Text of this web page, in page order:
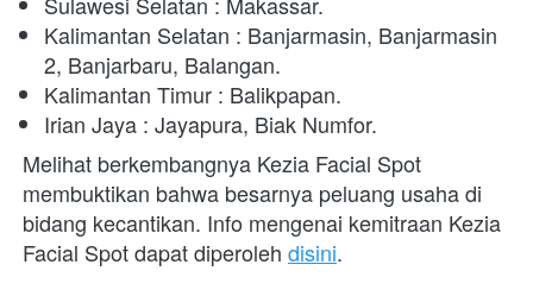
Kalimantan Selatan : Banjarmasin, Banjarmasin
2, Banjarbaru, Balangan.
Kalimantan Timur : Balikpapan.
Irian Jaya : Jayapura, Biak Numfor.
Melihat berkembangnya Kezia Facial Spot
membuktikan bahwa besarnya peluang usaha di
bidang kecantikan. Info mengenai kemitraan Kezia
Facial Spot dapat diperoleh disini.